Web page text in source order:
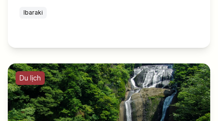
Ibaraki
Du lịch